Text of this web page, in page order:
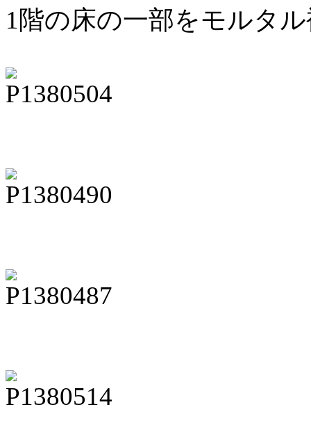
1階の床の一部をモルタ